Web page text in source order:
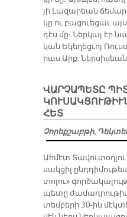
կու­թիւ­նը, զոր կը
ՄՈՍԿՈՒԱՅԻ
ՅՈԲԵԼԵԱՆԸ
յի մէջ,
րու պե­տա­կան
գոր­ծոց նա­խա­րար
ցու­թիւն բե­րաւ
կի մը։ Այս­պէս,
յի Լա­զա­րեան
կը ու բա­ցուե­ցաւ
դէս մը։ Ներ­կայ էր
կան Ե­կե­ղեց­ւոյ
րաս Արք. Ներ­սի­սեան։